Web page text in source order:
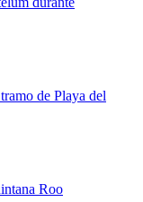
de Playa del
Roo